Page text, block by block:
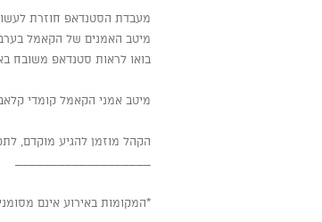
מעבדת הסטנדאפ חוזרת
מיטב האמנים של הקאמל
בואו לראות סטנדאפ משובח
מיטב אמני הקאמל קומדי
הקהל מוזמן להגיע מוקדם,
*המקומות באירוע אינם